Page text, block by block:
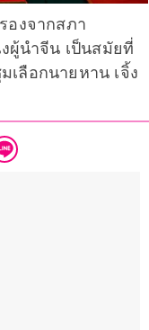
องจากสภา
ผู้นำจีน เป็นสมัยที่
ลือกนายหาน เจิ้ง